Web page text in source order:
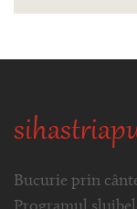
Bucurie prin